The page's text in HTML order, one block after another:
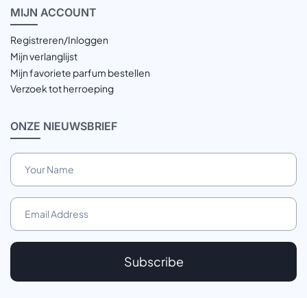
MIJN ACCOUNT
Registreren/Inloggen
Mijn verlanglijst
Mijn favoriete parfum bestellen
Verzoek tot herroeping
ONZE NIEUWSBRIEF
Subscribe